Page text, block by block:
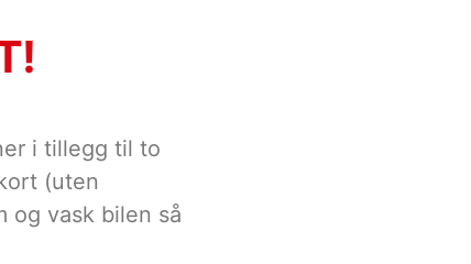
i tillegg til to
(uten
og vask bilen så